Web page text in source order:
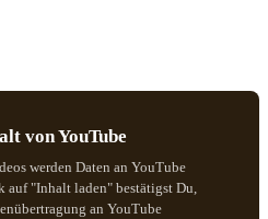
von YouTube
werden Daten an YouTube
"Inhalt laden" bestätigst Du,
an YouTube